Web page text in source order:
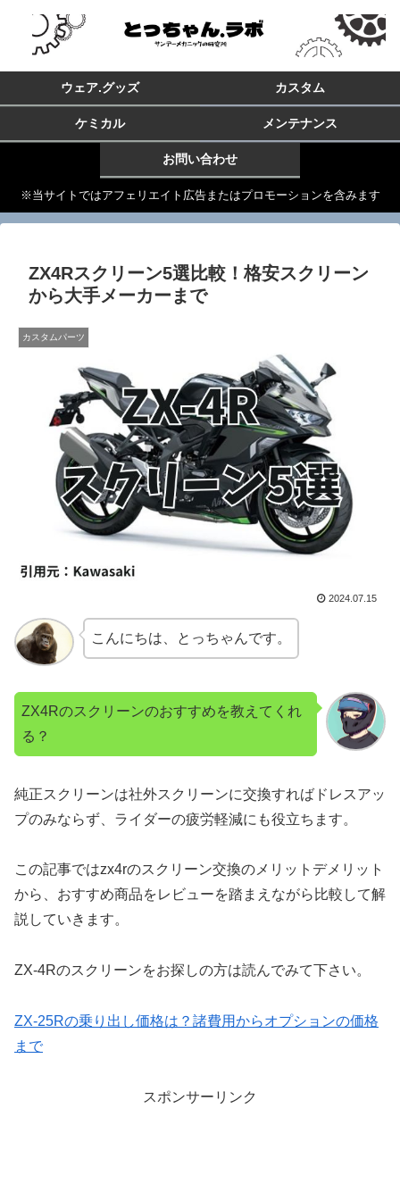
ウェア.グッズ カスタム
ケミカル メンテナンス
お問い合わせ
※当サイトではアフェリエイト広告またはプロモーションを含みます
ZX4Rスクリーン5選比較！格安スクリーン
から大手メーカーまで
カスタムパーツ
2024.07.15
こんにちは、とっちゃんです。
ZX4Rのスクリーンのおすすめを教えてくれ
る？
純正スクリーンは社外スクリーンに交換すればドレスアッ
プのみならず、ライダーの疲労軽減にも役立ちます。
この記事ではzx4rのスクリーン交換のメリットデメリット
から、おすすめ商品をレビューを踏まえながら比較して解
説していきます。
ZX-4Rのスクリーンをお探しの方は読んでみて下さい。
ZX-25Rの乗り出し価格は？諸費用からオプションの価格
まで
スポンサーリンク